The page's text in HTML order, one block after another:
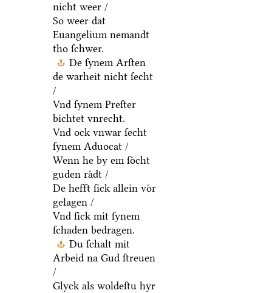
nicht weer /
So weer dat
Euangelium nemandt
tho ſchwer.
De ſynem Arſten
de warheit nicht ſecht
/
Vnd ſynem Preſter
bichtet vnrecht.
Vnd ock vnwar ſecht
ſynem Aduocat /
Wenn he by em ſoͤcht
guden raͤdt /
De hefft ſick allein voͤr
gelagen /
Vnd ſick mit ſynem
ſchaden bedragen.
Du ſchalt mit
Arbeid na Gud ſtreuen
/
Glyck als woldeſtu hyr